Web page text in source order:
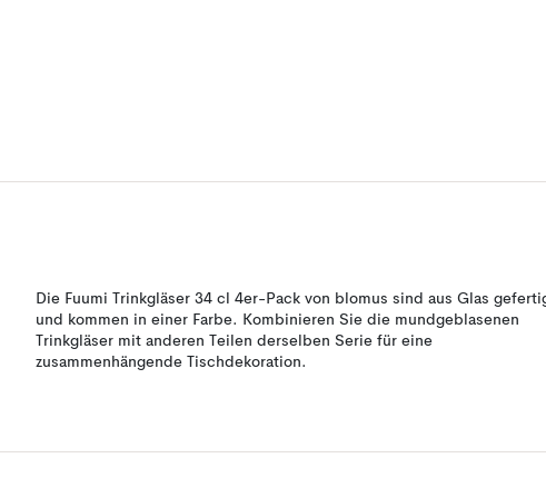
Die Fuumi Trinkgläser 34 cl 4er-Pack von blomus sind aus Glas
und kommen in einer Farbe. Kombinieren Sie die mundgeblasenen
Trinkgläser mit anderen Teilen derselben Serie für eine
zusammenhängende Tischdekoration.